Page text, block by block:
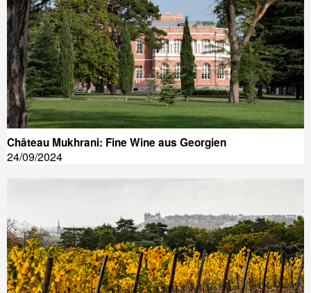
Château Mukhrani: Fine Wine aus Georgien
24/09/2024